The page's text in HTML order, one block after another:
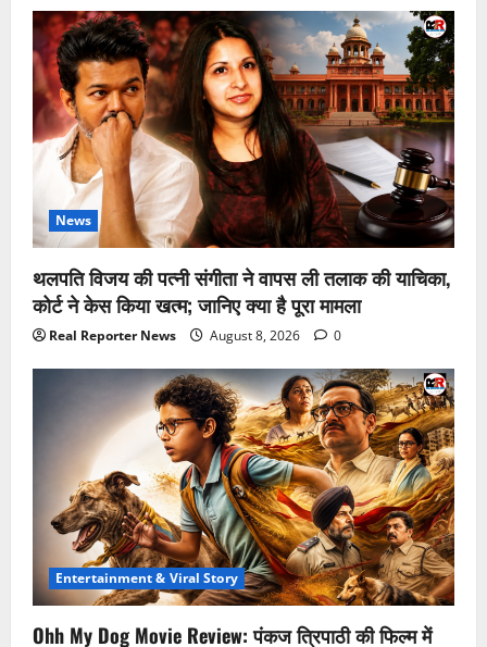
News
थलपति विजय की पत्नी संगीता ने वापस ली तलाक की याचिका,
कोर्ट ने केस किया खत्म; जानिए क्या है पूरा मामला
Real Reporter News August 8, 2026 0
Entertainment & Viral Story
Ohh My Dog Movie Review: पंकज त्रिपाठी की फिल्म में